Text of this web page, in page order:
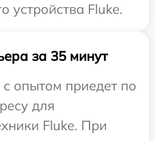
устройства Fluke.
за 35 минут
опытом приедет по
для
Fluke. При